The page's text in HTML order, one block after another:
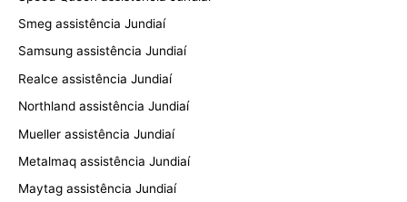
Smeg assistência Jundiaí
Samsung assistência Jundiaí
Realce assistência Jundiaí
Northland assistência Jundiaí
Mueller assistência Jundiaí
Metalmaq assistência Jundiaí
Maytag assistência Jundiaí